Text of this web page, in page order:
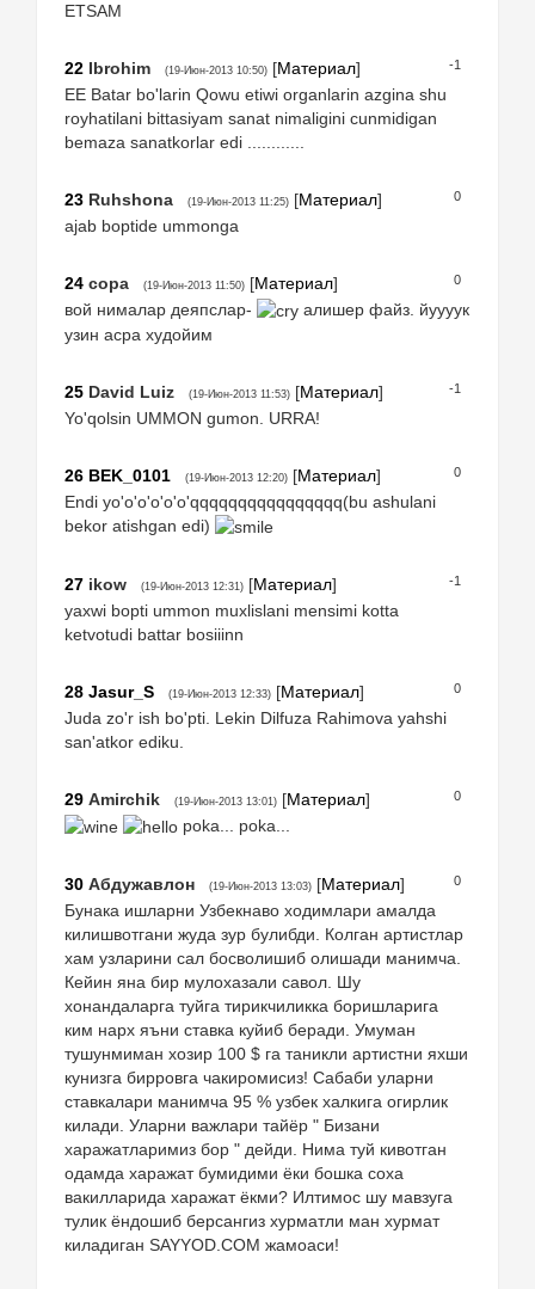
ETSAM
-1
22 Ibrohim (19-Июн-2013 10:50) [Материал]
EE Batar bo'larin Qowu etiwi organlarin azgina shu
royhatilani bittasiyam sanat nimaligini cunmidigan
bemaza sanatkorlar edi ............
0
23 Ruhshona (19-Июн-2013 11:25) [Материал]
ajab boptide ummonga
0
24 сора (19-Июн-2013 11:50) [Материал]
вой нималар деяпслар-
алишер файз. йуууук
узин асра худойим
-1
25 David Luiz (19-Июн-2013 11:53) [Материал]
Yo'qolsin UMMON gumon. URRA!
0
26 BEK_0101 (19-Июн-2013 12:20) [Материал]
Endi yo'o'o'o'o'o'qqqqqqqqqqqqqqqq(bu ashulani
bekor atishgan edi)
-1
27 ikow (19-Июн-2013 12:31) [Материал]
yaxwi bopti ummon muxlislani mensimi kotta
ketvotudi battar bosiiinn
0
28 Jasur_S (19-Июн-2013 12:33) [Материал]
Juda zo'r ish bo'pti. Lekin Dilfuza Rahimova yahshi
san'atkor ediku.
0
29 Amirchik (19-Июн-2013 13:01) [Материал]
poka... poka...
0
30 Абдужавлон (19-Июн-2013 13:03) [Материал]
Бунака ишларни Узбекнаво ходимлари амалда
килишвотгани жуда зур булибди. Колган артистлар
хам узларини сал босволишиб олишади манимча.
Кейин яна бир мулохазали савол. Шу
хонандаларга туйга тирикчиликка боришларига
ким нарх яъни ставка куйиб беради. Умуман
тушунмиман хозир 100 $ га таникли артистни яхши
кунизга бирровга чакиромисиз! Сабаби уларни
ставкалари манимча 95 % узбек халкига огирлик
килади. Уларни важлари тайёр " Бизани
харажатларимиз бор " дейди. Нима туй кивотган
одамда харажат бумидими ёки бошка соха
вакилларида харажат ёкми? Илтимос шу мавзуга
тулик ёндошиб берсангиз хурматли ман хурмат
киладиган SAYYOD.COM жамоаси!